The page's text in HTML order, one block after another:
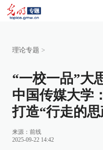
理论专题 >
“一校一品”大
中国传媒大学
打造“行走的
来源：前线
2025-09-22 14:42